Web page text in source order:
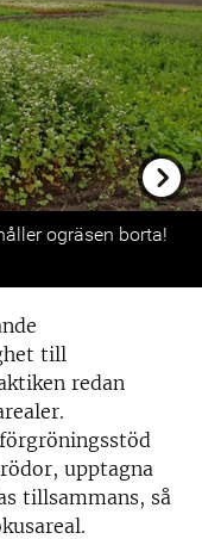
Next
ogräsen borta!
till
redan
upptagna
tillsammans, så